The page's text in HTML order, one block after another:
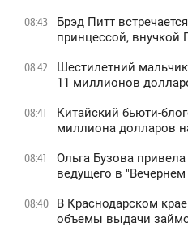
08:43
Брэд Питт
принцессой, внучкой
08:42
Шестилетний
11 миллионов
08:41
Китайский бьюти-
миллиона долларов
08:41
Ольга Бузова
ведущего в "Вечернем
08:40
В Краснодарском
объемы выдачи